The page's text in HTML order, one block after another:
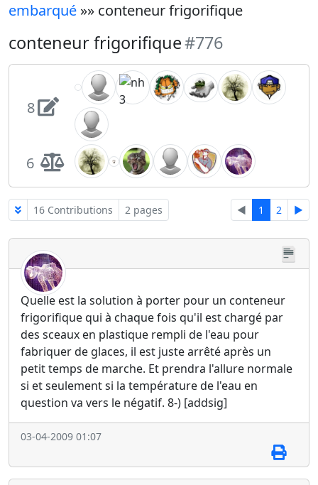
embarqué »» conteneur frigorifique
conteneur frigorifique#776
8
6
16 Contributions 2 pages ◄ 1 2 ►
Quelle est la solution à porter pour un conteneur
frigorifique qui à chaque fois qu'il est chargé par
des sceaux en plastique rempli de l'eau pour
fabriquer de glaces, il est juste arrêté après un
petit temps de marche. Et prendra l'allure normale
si et seulement si la température de l'eau en
question va vers le négatif. 8-) [addsig]
03-04-2009 01:07